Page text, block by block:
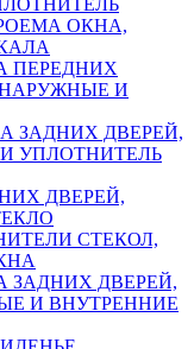
ОКНА,
ПЕРЕДНИХ
НАРУЖНЫЕ И
ЗАДНИХ ДВЕРЕЙ,
УПЛОТНИТЕЛЬ
ДВЕРЕЙ,
СТЕКОЛ,
ЗАДНИХ ДВЕРЕЙ,
И ВНУТРЕННИЕ